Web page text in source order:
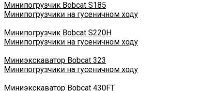
Минипогрузчик Bobcat S185
Минипогрузчики на гусеничном ходу
Минипогрузчик Bobcat S220H
Минипогрузчики на гусеничном ходу
Миниэкскаватор Bobcat 323
Минипогрузчики на гусеничном ходу
Миниэкскаватор Bobcat 430FT